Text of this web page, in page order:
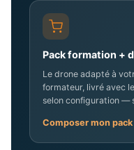
Pack formation +
Le drone adapté à
formateur, livré avec
selon configuration —
Composer mon